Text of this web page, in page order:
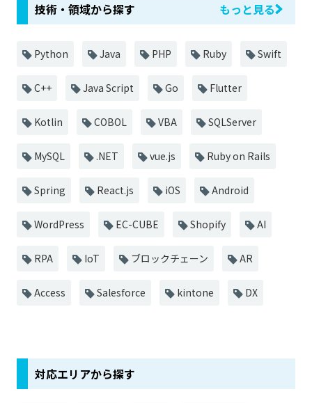
技術・領域から探す もっと見る
Python Java PHP Ruby Swift
C++ Java Script Go Flutter
Kotlin COBOL VBA SQLServer
MySQL .NET vue.js Ruby on Rails
Spring React.js iOS Android
WordPress EC-CUBE Shopify AI
RPA IoT ブロックチェーン AR
Access Salesforce kintone DX
対応エリアから探す